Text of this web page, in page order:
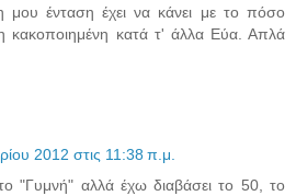
ένταση έχει να κάνει με το πόσο
η κακοποιημένη κατά τ' άλλα Εύα. Απλά
2012 στις 11:38 π.μ.
"Γυμνή" αλλά έχω διαβάσει το 50, το